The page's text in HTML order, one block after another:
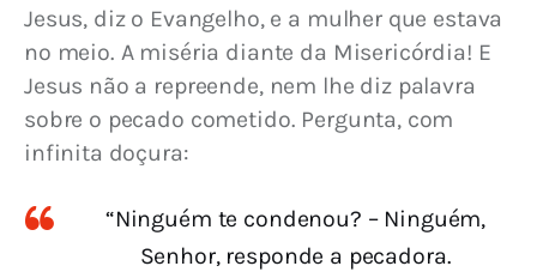
Jesus, diz o Evangelho, e a mulher que estava
no meio. A miséria diante da Misericórdia! E
Jesus não a repreende, nem lhe diz palavra
sobre o pecado cometido. Pergunta, com
infinita doçura:
“Ninguém te condenou? – Ninguém,
Senhor, responde a pecadora.